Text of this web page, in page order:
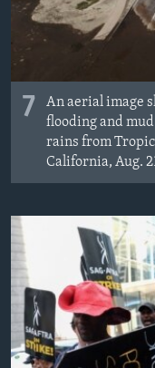
7
An aerial image
flooding and
rains from
California, Aug.